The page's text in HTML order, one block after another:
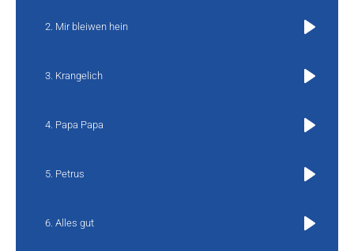
Mir bleiwen hein
Krangelich
Papa Papa
Petrus
Alles gut